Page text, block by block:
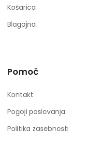
Košarica
Blagajna
Pomoč
Kontakt
Pogoji poslovanja
Politika zasebnosti